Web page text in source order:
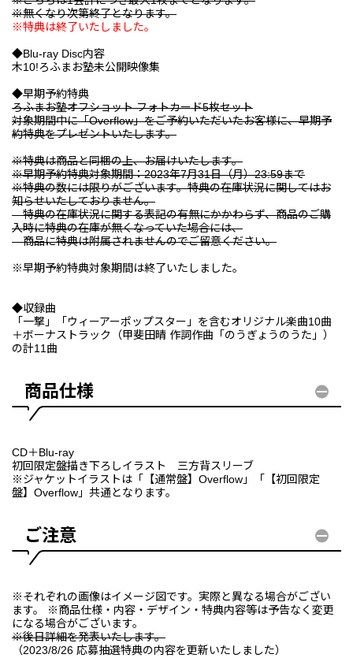
※無くなり次第終了となります。
※特典は終了いたしました。
◆Blu-ray Disc内容
木10!ろふまお塾未公開映像集
◆早期予約特典
ろふまお塾オフショット フォトカード5枚セット
対象期間中に「Overflow」をご予約いただいたお客様に、早期予
約特典をプレゼントいたします。
※特典は商品と同梱の上、お届けいたします。
※早期予約特典対象期間：2023年7月31日（月）23:59まで
※特典の数には限りがございます。特典の在庫状況に関してはお
知らせいたしておりません。
特典の在庫状況に関する表記の有無にかかわらず、商品のご購
入時に特典の在庫が無くなっていた場合には、
商品に特典は附属されませんのでご留意ください。
※早期予約特典対象期間は終了いたしました。
◆収録曲
「一撃」「ウィーアーポップスター」を含むオリジナル楽曲10曲
＋ボーナストラック（甲斐田晴 作詞作曲「のうぎょうのうた」）
の計11曲
商品仕様
CD＋Blu-ray
初回限定盤描き下ろしイラスト 三方背スリーブ
※ジャケットイラストは「【通常盤】Overflow」「【初回限定
盤】Overflow」共通となります。
ご注意
※それぞれの画像はイメージ図です。実際と異なる場合がござい
ます。 ※商品仕様・内容・デザイン・特典内容等は予告なく変更
になる場合がございます。
※後日詳細を発表いたします。
（2023/8/26 応募抽選特典の内容を更新いたしました）